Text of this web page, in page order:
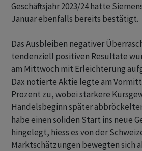
Geschäftsjahr 2023/24 hatte
Januar ebenfalls bereits bestätigt.
Das Ausbleiben negativer
tendenziell positiven Resultate
am Mittwoch mit Erleichterung
Dax notierte Aktie legte am
Prozent zu, wobei stärkere
Handelsbeginn später
habe einen soliden Start ins neue
hingelegt, hiess es von der
Marktschätzungen bewegten sich